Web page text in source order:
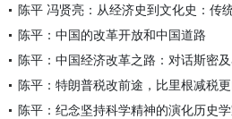
陈平 冯贤亮：从经济史到文化史：传
陈平：中国的改革开放和中国道路
陈平：中国经济改革之路：对话斯密
陈平：特朗普税改前途，比里根减税
陈平：纪念坚持科学精神的演化历史